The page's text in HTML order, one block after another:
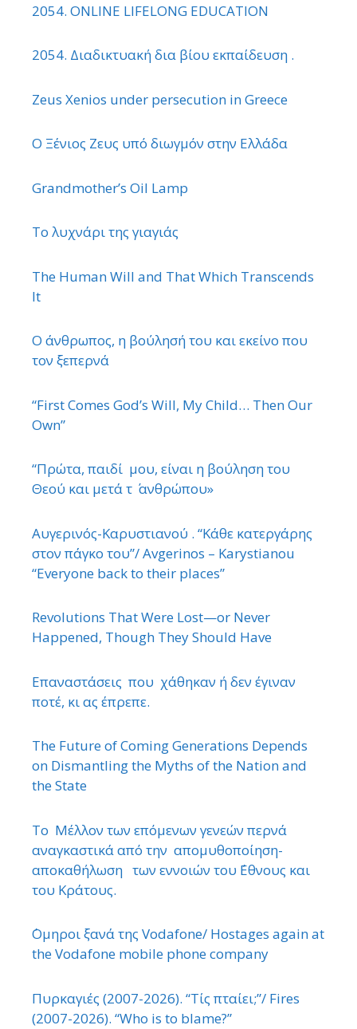
2054. ONLINE LIFELONG EDUCATION
2054. Διαδικτυακή δια βίου εκπαίδευση .
Zeus Xenios under persecution in Greece
Ο Ξένιος Ζευς υπό διωγμόν στην Ελλάδα
Grandmother’s Oil Lamp
Το λυχνάρι της γιαγιάς
The Human Will and That Which Transcends
It
Ο άνθρωπος, η βούλησή του και εκείνο που
τον ξεπερνά
“First Comes God’s Will, My Child… Then Our
Own”
“Πρώτα, παιδί μου, είναι η βούληση του
Θεού και μετά τ ΄ ανθρώπου»
Αυγερινός-Καρυστιανού . “Κάθε κατεργάρης
στον πάγκο του”/ Avgerinos – Karystianou
“Εveryone back to their places”
Revolutions That Were Lost—or Never
Happened, Though They Should Have
Επαναστάσεις που χάθηκαν ή δεν έγιναν
ποτέ, κι ας έπρεπε.
The Future of Coming Generations Depends
on Dismantling the Myths of the Nation and
the State
Το Μέλλον των επόμενων γενεών περνά
αναγκαστικά από την απομυθοποίηση-
αποκαθήλωση των εννοιών του ΄Εθνους και
του Κράτους.
΄Ομηροι ξανά της Vodafone/ Hostages again at
the Vodafone mobile phone company
Πυρκαγιές (2007-2026). “Τίς πταίει;”/ Fires
(2007-2026). “Who is to blame?”